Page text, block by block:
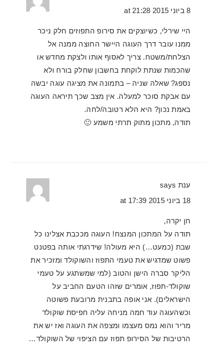
8 ביוני 2015 at 21:28
היי שירלי, כשיוצקים את סירופ התפוזים חלק ניכר
ממנו עובר דרך העוגה היישר החוצה ממנה אל
הצלחת/משטח. צריך לאסוף אותו ולצקת מחדש או
שהכמות שנתת לוקחת בחשבון שחלק בורח ולא
נספג? שאלה שניה – בתמונה את מציגה עוגה יבשה
עם אבקת סוכר למעלה. אין מצב שכך תיראה העוגה
באמת נכון? היא הלא רטובה/לחה.
תודה, מתכון מתוק תרתי משמע 🙂
ענת says
18 ביוני 2015 at 17:39
חן יקרה,
תודה על המתכון המנצח! העוגה מככבת אצלינו כל
שבת (כמעט…) היא מעולה! שידרגתי אותה בפטנט
פשוט שמדגיש את טעמי התפוז והשוקולד ומזכיר את
הליקר סברה הישן והטוב (למי שמשתגע על טעמי
שוקולד-תפוז, אומרים שזהו הטעם החביב על
הישראלים). אני אופה בתבנית מרובעת פשוטה
וכשהעוגה עוד חמה מניחה עליה חפיסת שוקולד
מריר והוא נמס מעצמו ומצפה את העוגה ואז יש את
הרטיבות של הסירופ תפוז עם הציפוי של השוקולד…